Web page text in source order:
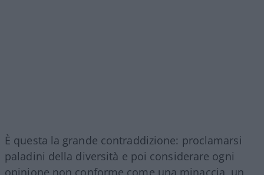
È questa la grande contraddizione: proclamarsi
paladini della diversità e poi considerare ogni